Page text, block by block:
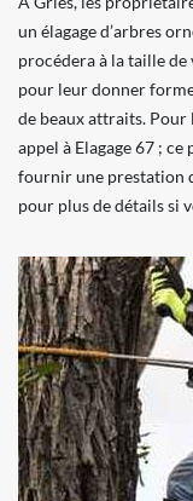
un élagage d’arbres
procédera à la taille
pour leur donner
de beaux attraits. Pour
appel à Elagage 67 ;
fournir une prestation
pour plus de détails si